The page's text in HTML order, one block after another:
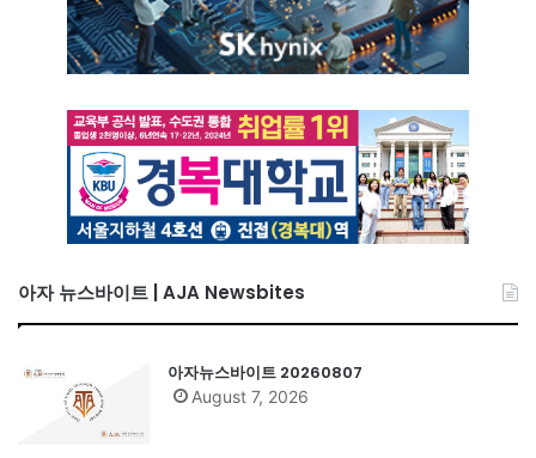
아자 뉴스바이트 | AJA Newsbites
아자뉴스바이트 20260807
August 7, 2026